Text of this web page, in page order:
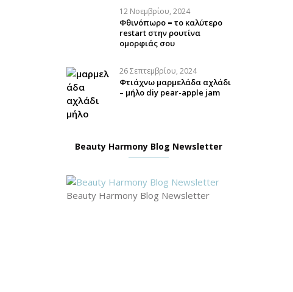
12 Νοεμβρίου, 2024
Φθινόπωρο = το καλύτερο
restart στην ρουτίνα
ομορφιάς σου
26 Σεπτεμβρίου, 2024
Φτιάχνω μαρμελάδα αχλάδι
– μήλο diy pear-apple jam
Beauty Harmony Blog Newsletter
Beauty Harmony Blog Newsletter